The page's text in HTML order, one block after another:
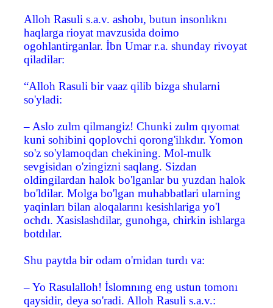
Alloh Rasuli s.a.v. ashobı, butun insonlıknı
haqlarga rioyat mavzusida doimo
ogohlantirganlar. İbn Umar r.a. shunday rivoyat
qiladilar:
“Alloh Rasuli bir vaaz qilib bizga shularni
so'yladi:
– Aslo zulm qilmangiz! Chunki zulm qıyomat
kuni sohibini qoplovchi qorong'ilıkdır. Yomon
so'z so'ylamoqdan chekining. Mol-mulk
sevgisidan o'zingizni saqlang. Sizdan
oldingilardan halok bo'lganlar bu yuzdan halok
bo'ldilar. Molga bo'lgan muhabbatlari ularning
yaqinları bilan aloqalarını kesishlariga yo'l
ochdı. Xasislashdilar, gunohga, chirkin ishlarga
botdılar.
Shu paytda bir odam o'rnidan turdı va:
– Yo Rasulalloh! İslomnıng eng ustun tomonı
qaysidir, deya so'radi. Alloh Rasuli s.a.v.: